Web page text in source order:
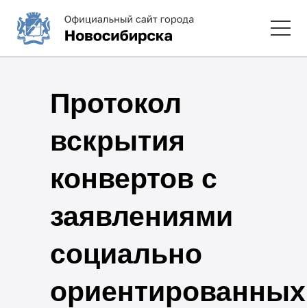
Протокол
вскрытия
конвертов с
заявлениями
социально
ориентированных